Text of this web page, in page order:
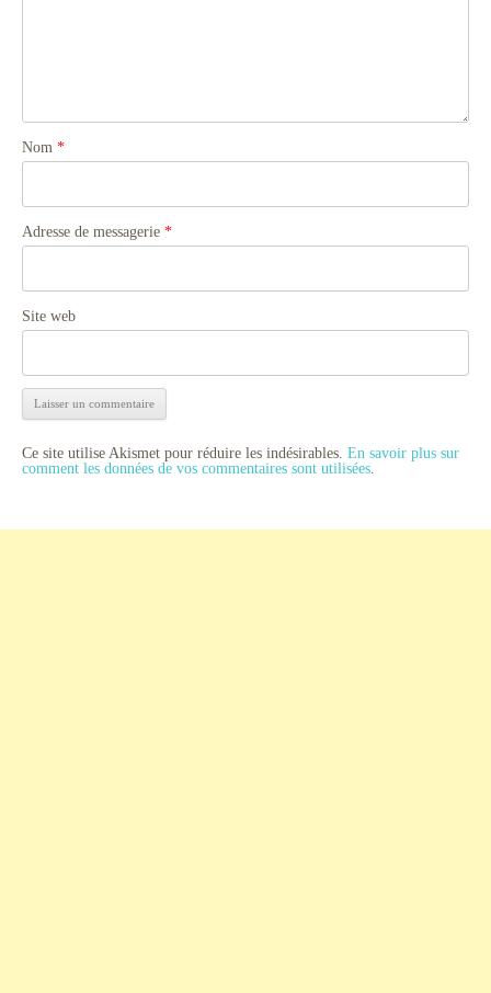
Nom *
Adresse de messagerie *
Site web
Ce site utilise Akismet pour réduire les indésirables. En savoir plus sur
comment les données de vos commentaires sont utilisées.